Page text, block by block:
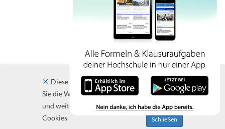
Diese Website verwendet Cookies. Indem
Sie die Website und ihre Angebote nutzen
und weiter navigieren, akzeptieren Sie diese
Cookies.
Schließen